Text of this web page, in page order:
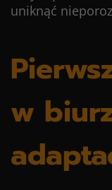
uniknąć
w